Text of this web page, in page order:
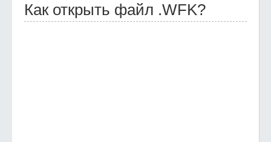
Как открыть файл .WFK?